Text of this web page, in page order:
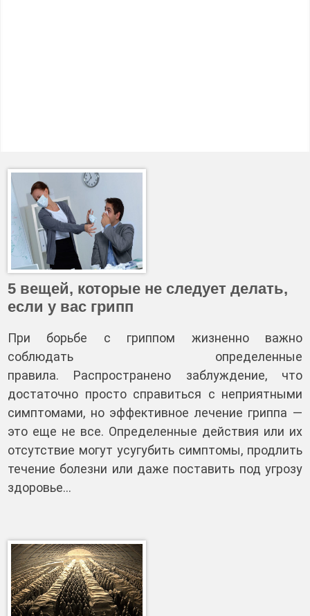
5 вещей, которые не следует делать,
если у вас грипп
При борьбе с гриппом жизненно важно
соблюдать определенные
правила. Распространено заблуждение, что
достаточно просто справиться с неприятными
симптомами, но эффективное лечение гриппа —
это еще не все. Определенные действия или их
отсутствие могут усугубить симптомы, продлить
течение болезни или даже поставить под угрозу
здоровье…